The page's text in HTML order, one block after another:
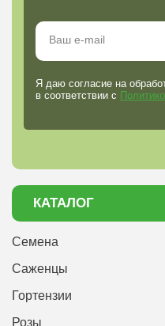
Я даю согласие на
в соответствии с
КАТАЛОГ
Семена
Саженцы
Гортензии
Розы